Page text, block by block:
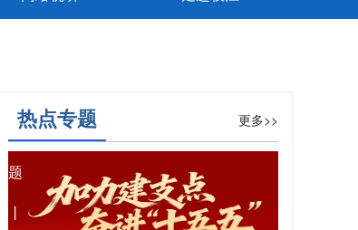
更多>>
热点专题
专
题
丨